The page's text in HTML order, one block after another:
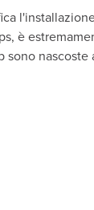
è
sono